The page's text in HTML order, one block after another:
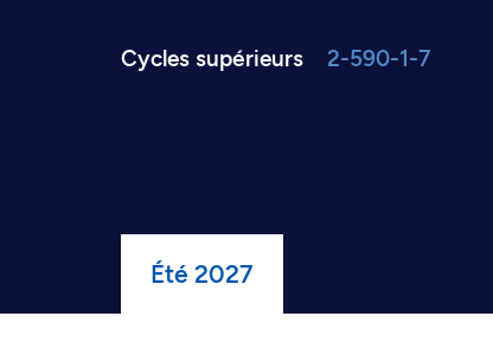
Cycles supérieurs 2-590-1-7
Été 2027